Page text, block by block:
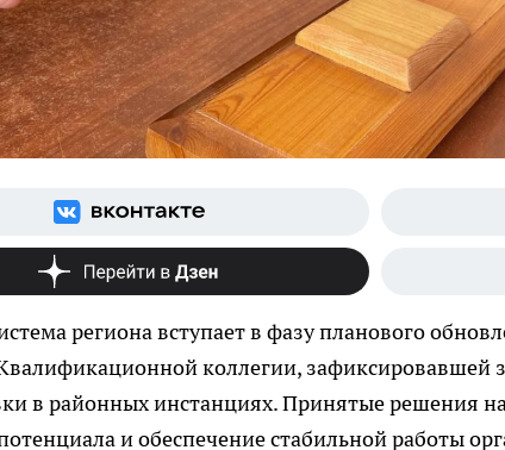
региона вступает в фазу планового
коллегии,
в районных инстанциях. Принятые решения
и обеспечение стабильной работы